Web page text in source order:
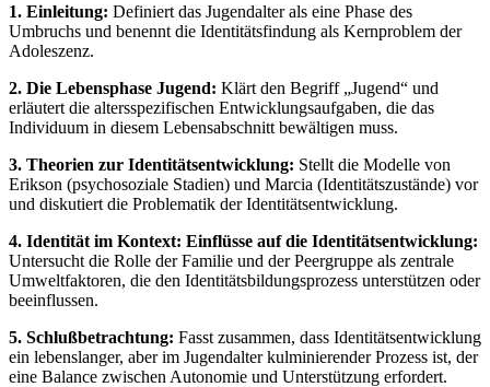
1. Einleitung: Definiert das Jugendalter als eine Phase des
Umbruchs und benennt die Identitätsfindung als Kernproblem der
Adoleszenz.
2. Die Lebensphase Jugend: Klärt den Begriff „Jugend“ und
erläutert die altersspezifischen Entwicklungsaufgaben, die das
Individuum in diesem Lebensabschnitt bewältigen muss.
3. Theorien zur Identitätsentwicklung: Stellt die Modelle von
Erikson (psychosoziale Stadien) und Marcia (Identitätszustände) vor
und diskutiert die Problematik der Identitätsentwicklung.
4. Identität im Kontext: Einflüsse auf die Identitätsentwicklung:
Untersucht die Rolle der Familie und der Peergruppe als zentrale
Umweltfaktoren, die den Identitätsbildungsprozess unterstützen oder
beeinflussen.
5. Schlußbetrachtung: Fasst zusammen, dass Identitätsentwicklung
ein lebenslanger, aber im Jugendalter kulminierender Prozess ist, der
eine Balance zwischen Autonomie und Unterstützung erfordert.